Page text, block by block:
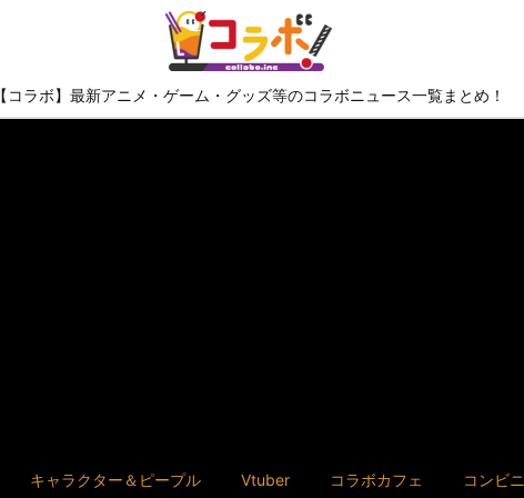
【コラボ】最新アニメ・ゲーム・グッズ等のコラボニュース一覧まとめ！
キャラクター＆ピープル Vtuber コラボカフェ コンビニ